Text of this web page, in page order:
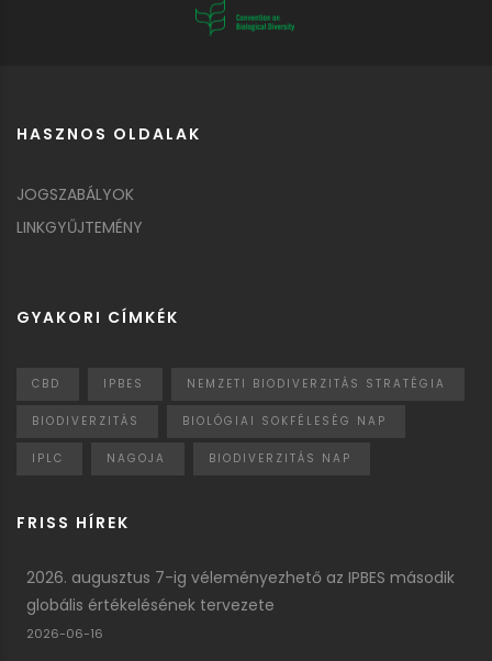
HASZNOS OLDALAK
JOGSZABÁLYOK
LINKGYŰJTEMÉNY
GYAKORI CÍMKÉK
CBD IPBES NEMZETI BIODIVERZITÁS STRATÉGIA
BIODIVERZITÁS BIOLÓGIAI SOKFÉLESÉG NAP
IPLC NAGOJA BIODIVERZITÁS NAP
FRISS HÍREK
2026. augusztus 7-ig véleményezhető az IPBES második
globális értékelésének tervezete
2026-06-16